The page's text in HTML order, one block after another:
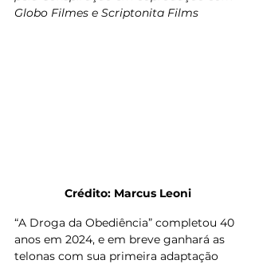
Globo Filmes e Scriptonita Films
Crédito: Marcus Leoni
“A Droga da Obediência” completou 40
anos em 2024, e em breve ganhará as
telonas com sua primeira adaptação